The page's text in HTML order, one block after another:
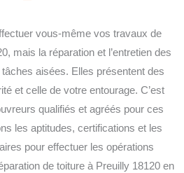
vous-même vos travaux de
mais la réparation et l’entretien des
aisées. Elles présentent des
et celle de votre entourage. C’est
qualifiés et agréés pour ces
les aptitudes, certifications et les
pour effectuer les opérations
de toiture à Preuilly 18120 en